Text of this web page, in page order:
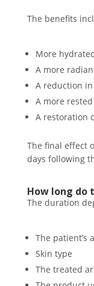
The benefits
More
A more
A reduction
A more
A restoration
The final effect
days following
How long do
The duration
The patient’s
Skin type
The treated